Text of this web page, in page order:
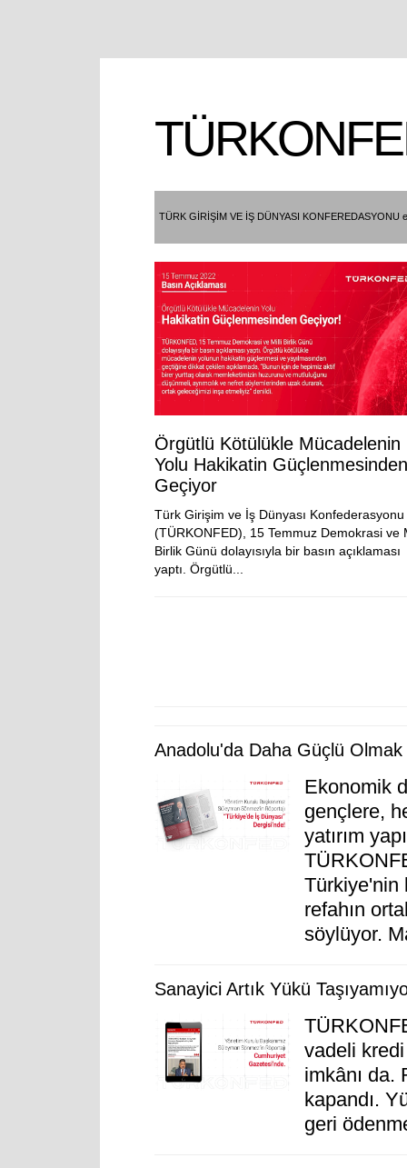
TÜRK GİRİŞİM VE İŞ DÜNYASI KONFEREDASYONU
Örgütlü Kötülükle Mücadelenin
Yolu Hakikatin Güçlenmesinden
Geçiyor
Türk Girişim ve İş Dünyası Konfederasyonu
(TÜRKONFED), 15 Temmuz Demokrasi ve
Birlik Günü dolayısıyla bir basın açıklaması
yaptı. Örgütlü...
Anadolu'da Daha Güçlü Olmak
Ekonomik
gençlere,
yatırım
Türkiye'nin
refahın
söylüyor.
Sanayici Artık Yükü
vadeli
imkânı da.
kapandı.
geri